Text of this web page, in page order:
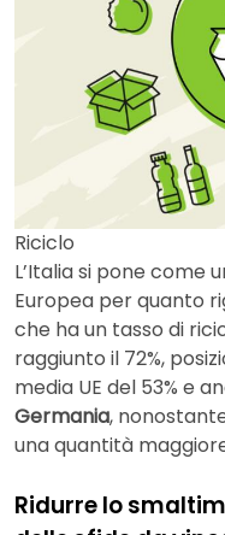
Riciclo
L’Italia si pone come
Europea per quanto
che ha un tasso di
raggiunto il 72%,
media UE del 53% e
Germania,
una quantità
Ridurre lo